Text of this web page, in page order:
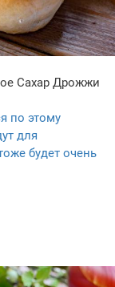
Сахар Дрожжи
по этому
для
будет очень